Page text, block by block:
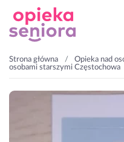
Strona główna Opieka nad
osobami starszymi Częstochowa